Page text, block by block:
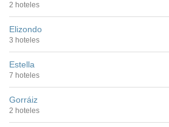
2 hoteles
Elizondo
3 hoteles
Estella
7 hoteles
Gorráiz
2 hoteles